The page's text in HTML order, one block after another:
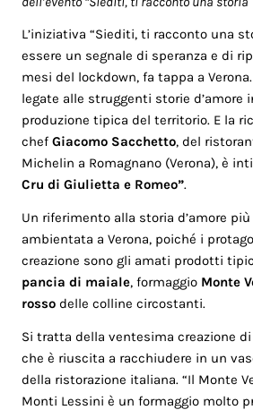
L’iniziativa “Siediti, ti racconto una
essere un segnale di speranza e di
mesi del lockdown, fa tappa a
legate alle struggenti storie d’amore
produzione tipica del territorio. E la
chefGiacomo Sacchetto, del
Michelin a Romagnano (Verona), è
Cru di Giulietta e Romeo”.
Un riferimento alla storia d’amore
ambientata a Verona, poiché i
creazione sono gli amati prodotti
pancia di maiale, formaggio Monte
rosso delle colline circostanti.
Si tratta della ventesima creazione di
che è riuscita a racchiudere in un
della ristorazione italiana. “Il Monte
Monti Lessini è un formaggio molto